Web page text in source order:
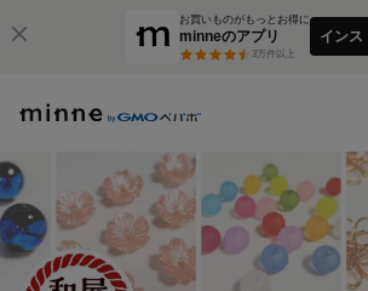
お買いものがもっとお得に
minneのアプリ
3万件以上
インス